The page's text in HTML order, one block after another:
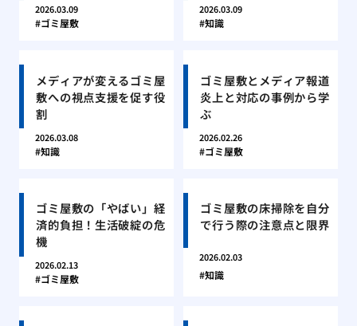
2026.03.09
ゴミ屋敷
2026.03.09
知識
メディアが変えるゴミ屋
敷への視点支援を促す役
割
2026.03.08
知識
ゴミ屋敷とメディア報道
炎上と対応の事例から学
ぶ
2026.02.26
ゴミ屋敷
ゴミ屋敷の「やばい」経
済的負担！生活破綻の危
機
2026.02.13
ゴミ屋敷
ゴミ屋敷の床掃除を自分
で行う際の注意点と限界
2026.02.03
知識